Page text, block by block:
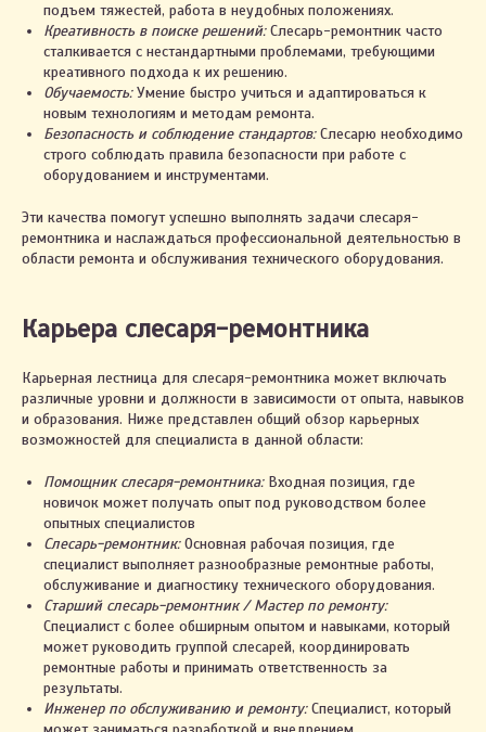
подъем тяжестей, работа в неудобных положениях.
Креативность в поиске решений:Слесарь-ремонтник часто
сталкивается с нестандартными проблемами, требующими
креативного подхода к их решению.
Обучаемость:Умение быстро учиться и адаптироваться к
новым технологиям и методам ремонта.
Безопасность и соблюдение стандартов:Слесарю необходимо
строго соблюдать правила безопасности при работе с
оборудованием и инструментами.
Эти качества помогут успешно выполнять задачи слесаря-
ремонтника и наслаждаться профессиональной деятельностью в
области ремонта и обслуживания технического оборудования.
Карьера слесаря-ремонтника
Карьерная лестница для слесаря-ремонтника может включать
различные уровни и должности в зависимости от опыта, навыков
и образования. Ниже представлен общий обзор карьерных
возможностей для специалиста в данной области:
Помощник слесаря-ремонтника: Входная позиция, где
новичок может получать опыт под руководством более
опытных специалистов
Слесарь-ремонтник:Основная рабочая позиция, где
специалист выполняет разнообразные ремонтные работы,
обслуживание и диагностику технического оборудования.
Старший слесарь-ремонтник / Мастер по ремонту:
Специалист с более обширным опытом и навыками, который
может руководить группой слесарей, координировать
ремонтные работы и принимать ответственность за
результаты.
Инженер по обслуживанию и ремонту:Специалист, который